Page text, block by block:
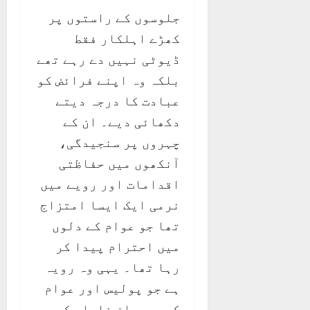
جلوسوں کے راستوں پر
کھڑے اہلکار فقط
ڈیوٹی نہیں دے رہے تھے
بلکہ وہ اپنے فرائض کو
عبادت کا درجہ دیتے
دکھائی دیے۔ ان کے
چہروں پر سنجیدگی،
آنکھوں میں حفاظتی
اقدامات اور رویے میں
نرمی ایک ایسا امتزاج
تھا جو عوام کے دلوں
میں احترام پیدا کر
رہا تھا۔ یہی وہ رویہ
ہے جو پولیس اور عوام